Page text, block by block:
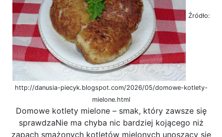
Źródło:
http://danusia-piecyk.blogspot.com/2026/05/domowe-kotlety-
mielone.html
Domowe kotlety mielone – smak, który zawsze się
sprawdzaNie ma chyba nic bardziej kojącego niż
zapach smażonych kotletów mielonych unoszący się